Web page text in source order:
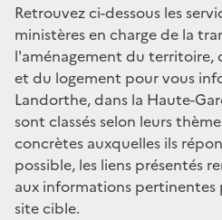
Retrouvez ci-dessous les
ministères en charge de la
l'aménagement du territoire,
et du logement pour vous
Landorthe, dans la Haute-
sont classés selon leurs
concrètes auxquelles ils
possible, les liens présentés
aux informations pertinentes
site cible.